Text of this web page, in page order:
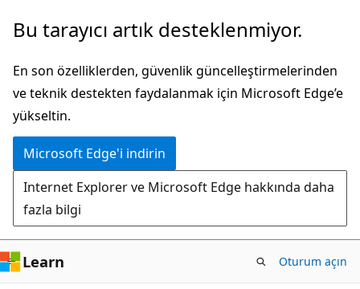
Ana
atla
Bu tarayıcı artık desteklenmiyor.
En son özelliklerden, güvenlik güncelleştirmelerinden
ve teknik destekten faydalanmak için Microsoft Edge’e
yükseltin.
Microsoft Edge'i indirin
Internet Explorer ve Microsoft Edge hakkında daha
fazla bilgi
Learn Oturum açın